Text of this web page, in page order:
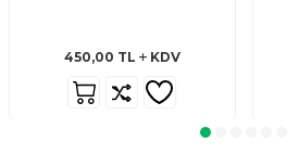
450,00 TL KDV